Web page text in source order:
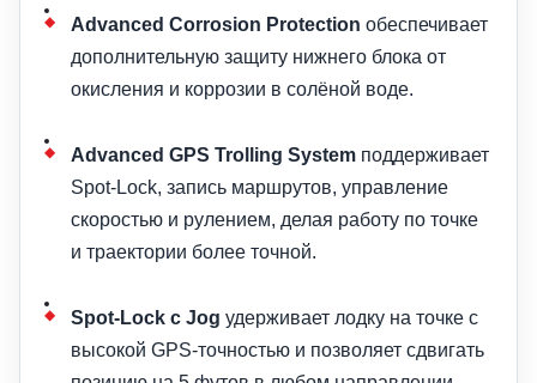
Advanced Corrosion Protection обеспечивает
дополнительную защиту нижнего блока от
окисления и коррозии в солёной воде.
Advanced GPS Trolling System поддерживает
Spot-Lock, запись маршрутов, управление
скоростью и рулением, делая работу по точке
и траектории более точной.
Spot-Lock с Jog удерживает лодку на точке с
высокой GPS-точностью и позволяет сдвигать